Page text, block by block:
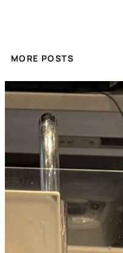
MORE POSTS